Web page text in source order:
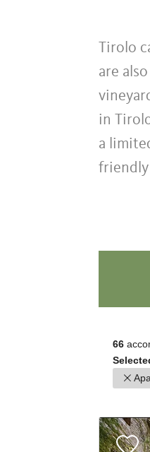
Tirolo
are
in
a
friendly